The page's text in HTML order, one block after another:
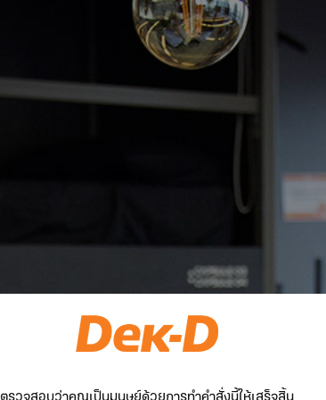
ตรวจสอบว่าคุณเป็นมนุษย์ด้วยการทำคำสั่งนี้ให้เสร็จสิ้น